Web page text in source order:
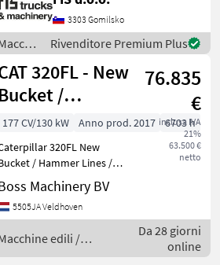
DIESEL CAT - 66kW
15800kg
QUICK HITCH
CLOSED HEATED
FUEL PUMP FA
3303 Gomilsko
/
Rivenditore Premium Plus
320FL - New
Bucket /
Hammer Lines /
76.835
€
inclusa IVA
21%
63.500 €
netto
177 CV/130 kW Anno prod. 2017
6703 h
320FL New
/ Hammer Lines /
Year: 2017
number:
Hours: 6.703
Netherlands
EPA
Machinery BV
5505JA Veldhoven
edili /
Da 28 giorni
online